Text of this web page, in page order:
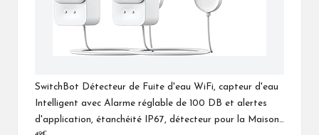
SwitchBot Détecteur de Fuite d'eau WiFi, capteur d'eau
Intelligent avec Alarme réglable de 100 DB et alertes
d'application, étanchéité IP67, détecteur pour la Maison